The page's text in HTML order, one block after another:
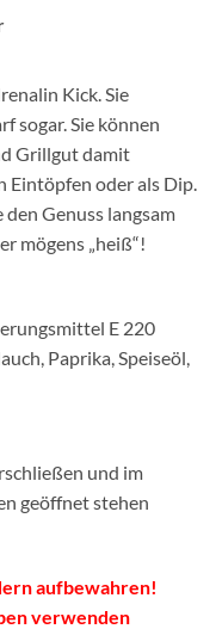
Kick. Sie
sogar. Sie können
Grillgut damit
Eintöpfen oder als Dip.
Genuss langsam
mögens „heiß“!
E 220
Paprika, Speiseöl,
und im
geöffnet stehen
aufbewahren!
verwenden